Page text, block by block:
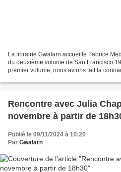
La librairie Gwalarn accueille Fabrice
du deuxième volume de San Francisco
premier volume, nous avions fait la
Rencontre avec Julia
novembre à partir de
Publié le 09/11/2024 à 10:20
Par Gwalarn